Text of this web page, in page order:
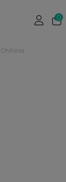
0
Chihiros